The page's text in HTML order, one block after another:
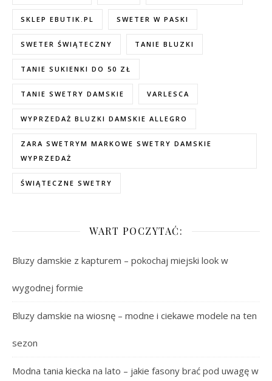
SKLEP EBUTIK.PL SWETER W PASKI
SWETER ŚWIĄTECZNY TANIE BLUZKI
TANIE SUKIENKI DO 50 ZŁ
TANIE SWETRY DAMSKIE VARLESCA
WYPRZEDAŻ BLUZKI DAMSKIE ALLEGRO
ZARA SWETRYM MARKOWE SWETRY DAMSKIE
WYPRZEDAŻ
ŚWIĄTECZNE SWETRY
WART POCZYTAĆ:
Bluzy damskie z kapturem – pokochaj miejski look w
wygodnej formie
Bluzy damskie na wiosnę – modne i ciekawe modele na ten
sezon
Modna tania kiecka na lato – jakie fasony brać pod uwagę w